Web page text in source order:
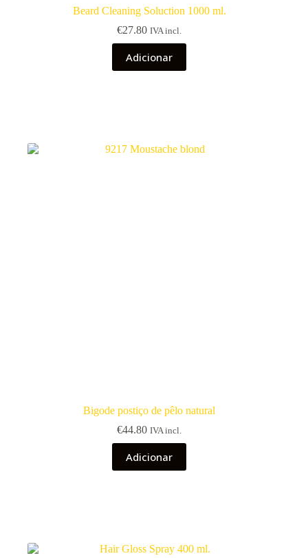
Beard Cleaning Soluction 1000 ml.
€27.80 IVA incl.
Adicionar
Bigode postiço de pêlo natural
€44.80 IVA incl.
Adicionar